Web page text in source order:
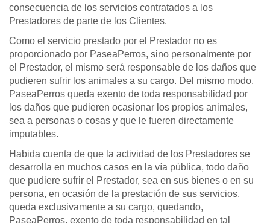
consecuencia de los servicios contratados a los
Prestadores de parte de los Clientes.
Como el servicio prestado por el Prestador no es
proporcionado por PaseaPerros, sino personalmente por
el Prestador, el mismo será responsable de los daños que
pudieren sufrir los animales a su cargo. Del mismo modo,
PaseaPerros queda exento de toda responsabilidad por
los daños que pudieren ocasionar los propios animales,
sea a personas o cosas y que le fueren directamente
imputables.
Habida cuenta de que la actividad de los Prestadores se
desarrolla en muchos casos en la vía pública, todo daño
que pudiere sufrir el Prestador, sea en sus bienes o en su
persona, en ocasión de la prestación de sus servicios,
queda exclusivamente a su cargo, quedando,
PaseaPerros, exento de toda responsabilidad en tal